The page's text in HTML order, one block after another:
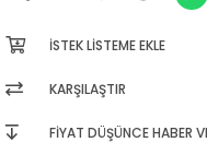
İSTEK LISTEME EKLE
KARŞILAŞTIR
FIYAT DÜŞÜNCE HABER